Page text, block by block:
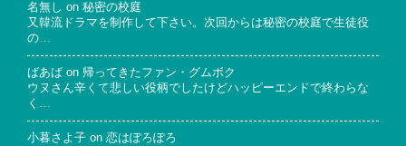
名無し on 秘密の校庭
又韓流ドラマを制作して下さい。次回からは秘密の校庭で生徒役
の…
ばあば on 帰ってきたファン・グムボク
ウヌさん辛くて悲しい役柄でしたけどハッピーエンドで終わらな
く…
小暮さよ子 on 恋はぽろぽろ